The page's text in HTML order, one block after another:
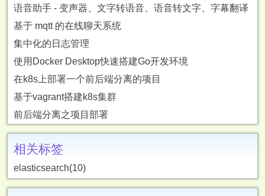
语音助手 - 变声器、文字转语音、语音转文字、字幕翻译
基于 mqtt 的在线聊天系统
集中化的日志管理
使用Docker Desktop快速搭建Go开发环境
在k8s上部署一个前后端分离的项目
基于vagrant搭建k8s集群
前后端分离之项目部署
相关标签
elasticsearch(10)